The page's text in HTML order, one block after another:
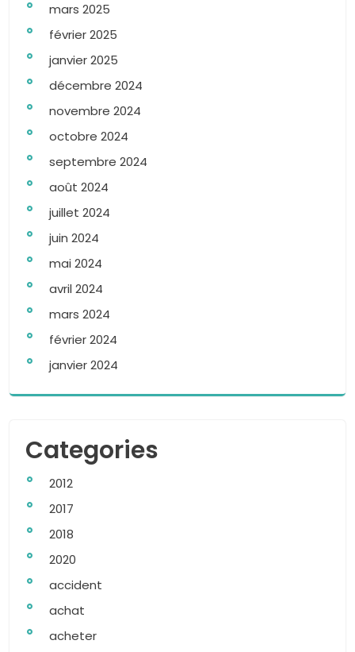
mars 2025
février 2025
janvier 2025
décembre 2024
novembre 2024
octobre 2024
septembre 2024
août 2024
juillet 2024
juin 2024
mai 2024
avril 2024
mars 2024
février 2024
janvier 2024
Categories
2012
2017
2018
2020
accident
achat
acheter